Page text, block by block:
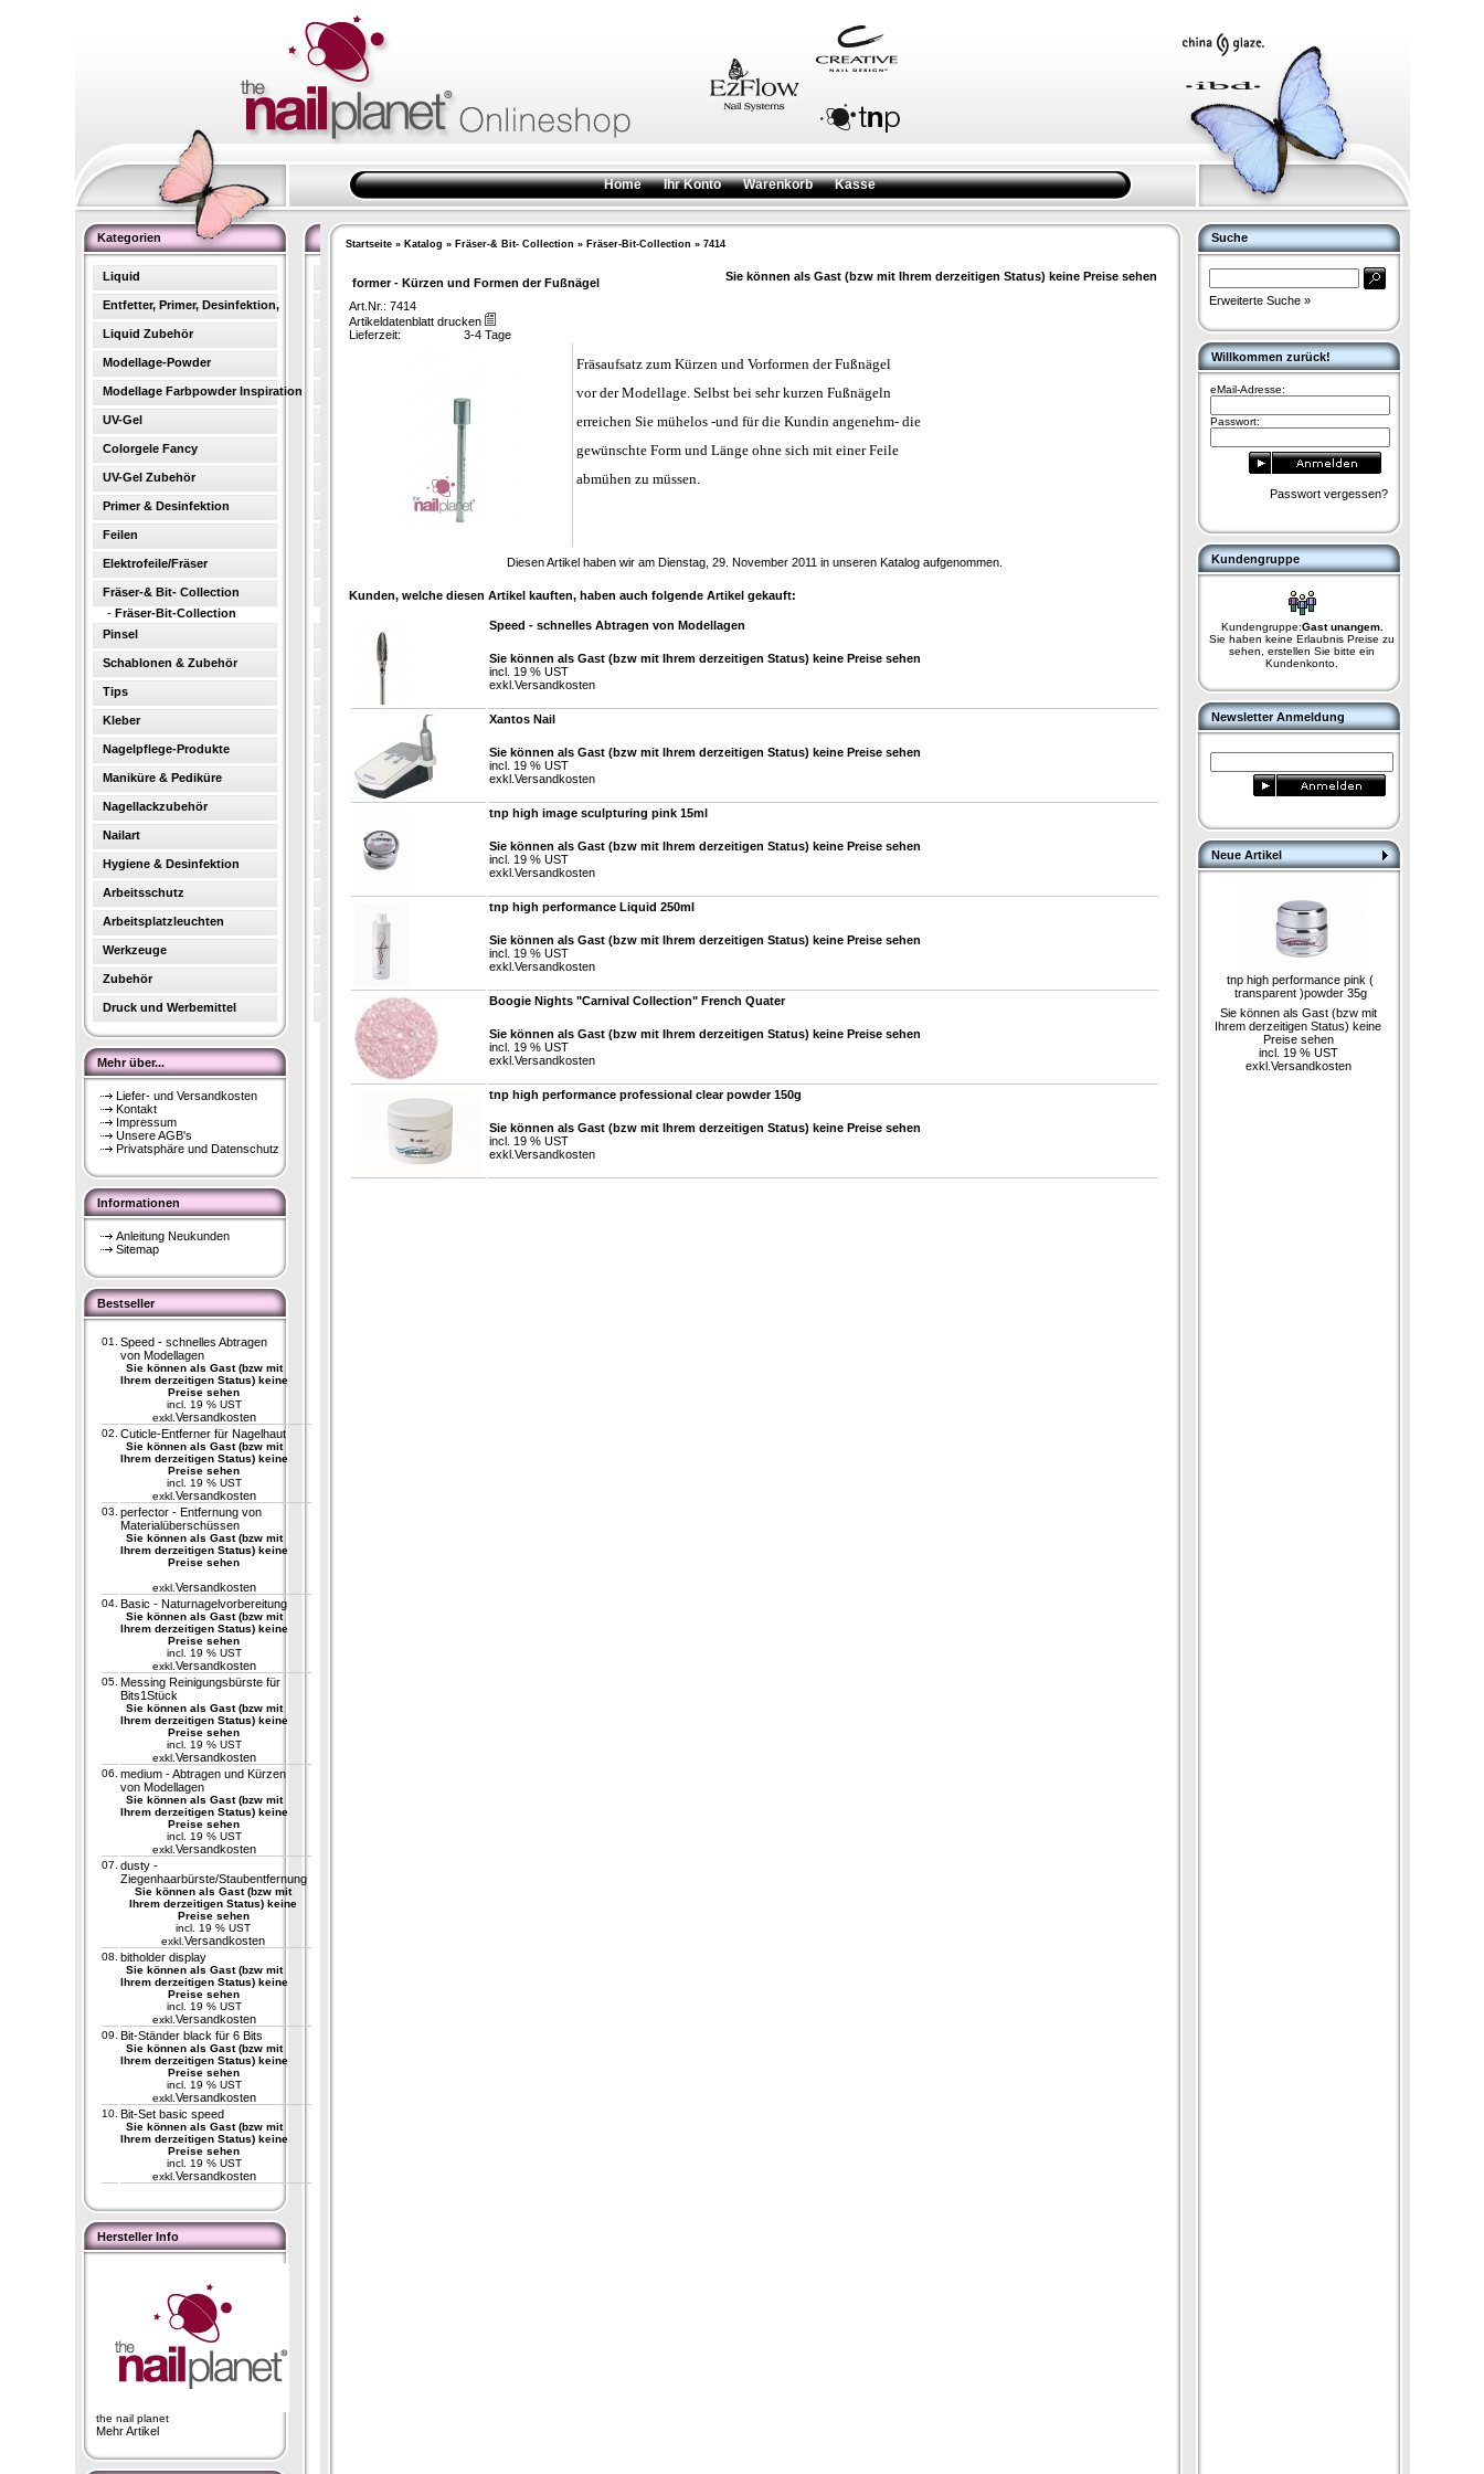
Home Ihr Konto Warenkorb Kasse
Kategorien
Liquid
Entfetter, Primer, Desinfektion,
Liquid Zubehör
Modellage-Powder
Modellage Farbpowder Inspiration
UV-Gel
Colorgele Fancy
UV-Gel Zubehör
Primer & Desinfektion
Feilen
Elektrofeile/Fräser
Fräser-& Bit- Collection
- Fräser-Bit-Collection
Pinsel
Schablonen & Zubehör
Tips
Kleber
Nagelpflege-Produkte
Maniküre & Pediküre
Nagellackzubehör
Nailart
Hygiene & Desinfektion
Arbeitsschutz
Arbeitsplatzleuchten
Werkzeuge
Zubehör
Druck und Werbemittel
Mehr über...
Liefer- und Versandkosten
Kontakt
Impressum
Unsere AGB's
Privatsphäre und Datenschutz
Informationen
Anleitung Neukunden
Sitemap
Bestseller
01.
Speed - schnelles Abtragen
von Modellagen
Sie können als Gast (bzw mit
Ihrem derzeitigen Status) keine
Preise sehen
incl. 19 % UST
exkl. Versandkosten
02. Cuticle-Entferner für Nagelhaut
Sie können als Gast (bzw mit
Ihrem derzeitigen Status) keine
Preise sehen
incl. 19 % UST
exkl. Versandkosten
03. perfector - Entfernung von
Materialüberschüssen
Sie können als Gast (bzw mit
Ihrem derzeitigen Status) keine
Preise sehen
exkl. Versandkosten
04. Basic - Naturnagelvorbereitung
Sie können als Gast (bzw mit
Ihrem derzeitigen Status) keine
Preise sehen
incl. 19 % UST
exkl. Versandkosten
05. Messing Reinigungsbürste für
Bits1Stück
Sie können als Gast (bzw mit
Ihrem derzeitigen Status) keine
Preise sehen
incl. 19 % UST
exkl. Versandkosten
06. medium - Abtragen und Kürzen
von Modellagen
Sie können als Gast (bzw mit
Ihrem derzeitigen Status) keine
Preise sehen
incl. 19 % UST
exkl. Versandkosten
07. dusty -
Ziegenhaarbürste/Staubentfernung
Sie können als Gast (bzw mit
Ihrem derzeitigen Status) keine
Preise sehen
incl. 19 % UST
exkl. Versandkosten
08. bitholder display
Sie können als Gast (bzw mit
Ihrem derzeitigen Status) keine
Preise sehen
incl. 19 % UST
exkl. Versandkosten
09. Bit-Ständer black für 6 Bits
Sie können als Gast (bzw mit
Ihrem derzeitigen Status) keine
Preise sehen
incl. 19 % UST
exkl. Versandkosten
10. Bit-Set basic speed
Sie können als Gast (bzw mit
Ihrem derzeitigen Status) keine
Preise sehen
incl. 19 % UST
exkl. Versandkosten
Hersteller Info
the nail planet
Mehr Artikel
Startseite» Katalog » Fräser-& Bit- Collection » Fräser-Bit-Collection » 7414
former - Kürzen und Formen der Fußnägel Sie können als Gast (bzw mit Ihrem derzeitigen Status) keine Preise sehen
Art.Nr.: 7414
Artikeldatenblatt drucken
Lieferzeit:
3-4 Tage
Fräsaufsatz zum Kürzen und Vorformen der Fußnägel
vor der Modellage. Selbst bei sehr kurzen Fußnägeln
erreichen Sie mühelos -und für die Kundin angenehm- die
gewünschte Form und Länge ohne sich mit einer Feile
abmühen zu müssen.
Diesen Artikel haben wir am Dienstag, 29. November 2011 in unseren Katalog aufgenommen.
Kunden, welche diesen Artikel kauften, haben auch folgende Artikel gekauft:
Speed - schnelles Abtragen von Modellagen
Sie können als Gast (bzw mit Ihrem derzeitigen Status) keine Preise sehen
incl. 19 % UST
exkl. Versandkosten
Xantos Nail
Sie können als Gast (bzw mit Ihrem derzeitigen Status) keine Preise sehen
incl. 19 % UST
exkl. Versandkosten
tnp high image sculpturing pink 15ml
Sie können als Gast (bzw mit Ihrem derzeitigen Status) keine Preise sehen
incl. 19 % UST
exkl. Versandkosten
tnp high performance Liquid 250ml
Sie können als Gast (bzw mit Ihrem derzeitigen Status) keine Preise sehen
incl. 19 % UST
exkl. Versandkosten
Boogie Nights "Carnival Collection" French Quater
Sie können als Gast (bzw mit Ihrem derzeitigen Status) keine Preise sehen
incl. 19 % UST
exkl. Versandkosten
tnp high performance professional clear powder 150g
Sie können als Gast (bzw mit Ihrem derzeitigen Status) keine Preise sehen
incl. 19 % UST
exkl. Versandkosten
Suche
Erweiterte Suche »
Willkommen zurück!
eMail-Adresse:
Passwort:
Passwort vergessen?
Kundengruppe
Kundengruppe:Gast unangem.
Sie haben keine Erlaubnis Preise zu
sehen, erstellen Sie bitte ein
Kundenkonto.
Newsletter Anmeldung
Neue Artikel
tnp high performance pink (
transparent )powder 35g
Sie können als Gast (bzw mit
Ihrem derzeitigen Status) keine
Preise sehen
incl. 19 % UST
exkl. Versandkosten